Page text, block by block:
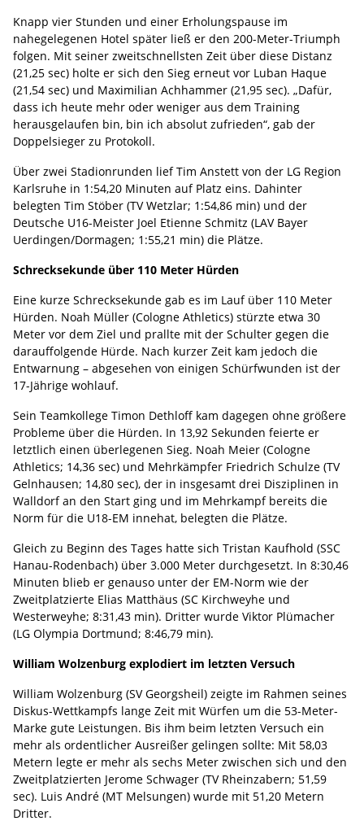
Knapp vier Stunden und einer Erholungspause im
nahegelegenen Hotel später ließ er den 200-Meter-Triumph
folgen. Mit seiner zweitschnellsten Zeit über diese Distanz
(21,25 sec) holte er sich den Sieg erneut vor Luban Haque
(21,54 sec) und Maximilian Achhammer (21,95 sec). „Dafür,
dass ich heute mehr oder weniger aus dem Training
herausgelaufen bin, bin ich absolut zufrieden“, gab der
Doppelsieger zu Protokoll.
Über zwei Stadionrunden lief Tim Anstett von der LG Region
Karlsruhe in 1:54,20 Minuten auf Platz eins. Dahinter
belegten Tim Stöber (TV Wetzlar; 1:54,86 min) und der
Deutsche U16-Meister Joel Etienne Schmitz (LAV Bayer
Uerdingen/Dormagen; 1:55,21 min) die Plätze.
Schrecksekunde über 110 Meter Hürden
Eine kurze Schrecksekunde gab es im Lauf über 110 Meter
Hürden. Noah Müller (Cologne Athletics) stürzte etwa 30
Meter vor dem Ziel und prallte mit der Schulter gegen die
darauffolgende Hürde. Nach kurzer Zeit kam jedoch die
Entwarnung – abgesehen von einigen Schürfwunden ist der
17-Jährige wohlauf.
Sein Teamkollege Timon Dethloff kam dagegen ohne größere
Probleme über die Hürden. In 13,92 Sekunden feierte er
letztlich einen überlegenen Sieg. Noah Meier (Cologne
Athletics; 14,36 sec) und Mehrkämpfer Friedrich Schulze (TV
Gelnhausen; 14,80 sec), der in insgesamt drei Disziplinen in
Walldorf an den Start ging und im Mehrkampf bereits die
Norm für die U18-EM innehat, belegten die Plätze.
Gleich zu Beginn des Tages hatte sich Tristan Kaufhold (SSC
Hanau-Rodenbach) über 3.000 Meter durchgesetzt. In 8:30,46
Minuten blieb er genauso unter der EM-Norm wie der
Zweitplatzierte Elias Matthäus (SC Kirchweyhe und
Westerweyhe; 8:31,43 min). Dritter wurde Viktor Plümacher
(LG Olympia Dortmund; 8:46,79 min).
William Wolzenburg explodiert im letzten Versuch
William Wolzenburg (SV Georgsheil) zeigte im Rahmen seines
Diskus-Wettkampfs lange Zeit mit Würfen um die 53-Meter-
Marke gute Leistungen. Bis ihm beim letzten Versuch ein
mehr als ordentlicher Ausreißer gelingen sollte: Mit 58,03
Metern legte er mehr als sechs Meter zwischen sich und den
Zweitplatzierten Jerome Schwager (TV Rheinzabern; 51,59
sec). Luis André (MT Melsungen) wurde mit 51,20 Metern
Dritter.